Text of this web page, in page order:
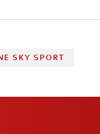
SKY SPORT